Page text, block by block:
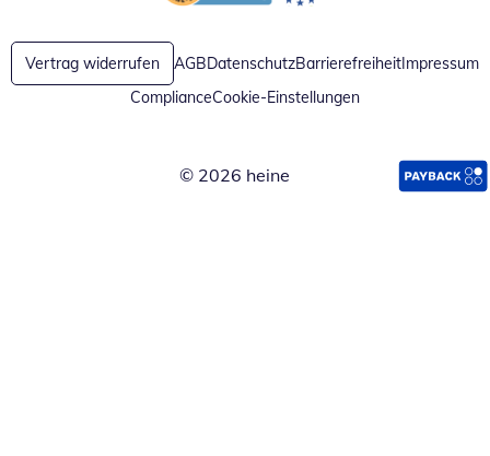
Öffnet in neuem FensterÖffnet in neuem Fenster
Vertrag widerrufen AGBDatenschutzBarrierefreiheitImpressum
ComplianceCookie-Einstellungen
© 2026 heine